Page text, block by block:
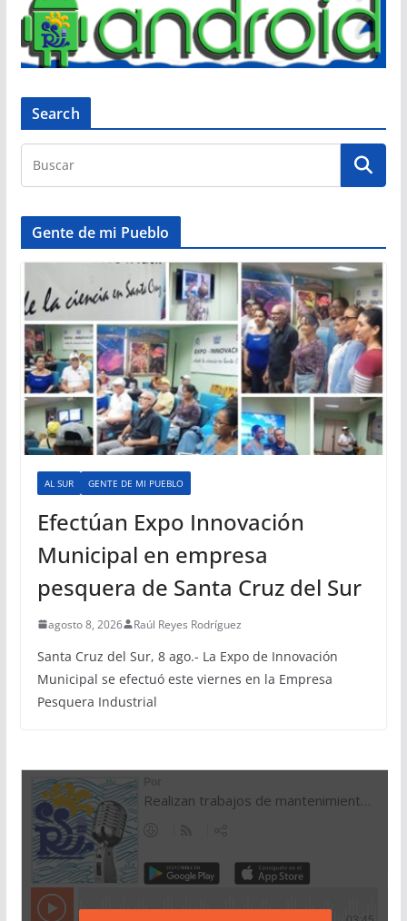
Search
Gente de mi Pueblo
AL SUR GENTE DE MI PUEBLO
Efectúan Expo Innovación
Municipal en empresa
pesquera de Santa Cruz del Sur
agosto 8, 2026 Raúl Reyes Rodríguez
Santa Cruz del Sur, 8 ago.- La Expo de Innovación
Municipal se efectuó este viernes en la Empresa
Pesquera Industrial